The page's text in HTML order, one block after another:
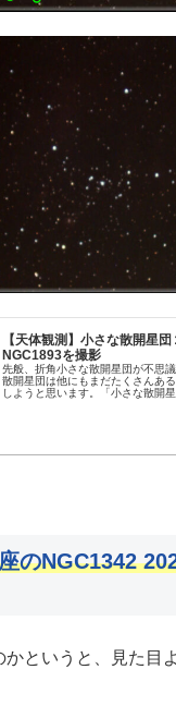
【天体観測】小さな散開星
NGC1893を撮影
先般、折角小さな散開星団が不思
散開星団は他にもまだたくさんあ
しようと思います。「小さな散開
のNGC1342
かというと、見た目